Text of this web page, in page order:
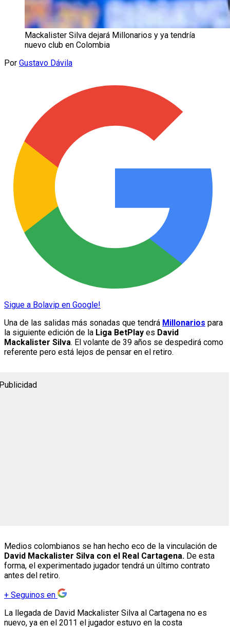
Mackalister Silva dejará Millonarios y ya tendría
nuevo club en Colombia
Por Gustavo Dávila
Sigue a Bolavip en Google!
Una de las salidas más sonadas que tendrá Millonarios para
la siguiente edición de la Liga BetPlay es David
Mackalister Silva. El volante de 39 años se despedirá como
referente pero está lejos de pensar en el retiro.
Medios colombianos se han hecho eco de la vinculación de
David Mackalister Silva con el Real Cartagena. De esta
forma, el experimentado jugador tendrá un último contrato
antes del retiro.
+ Seguinos en
La llegada de David Mackalister Silva al Cartagena no es
nuevo, ya en el 2011 el jugador estuvo en la costa